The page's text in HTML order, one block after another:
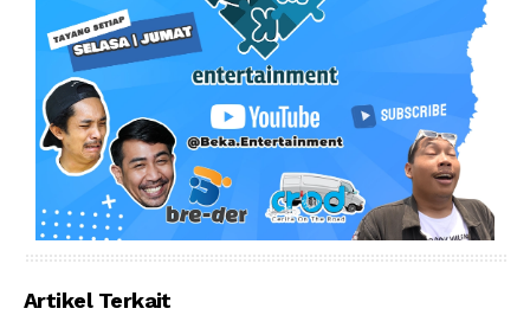
Artikel Terkait